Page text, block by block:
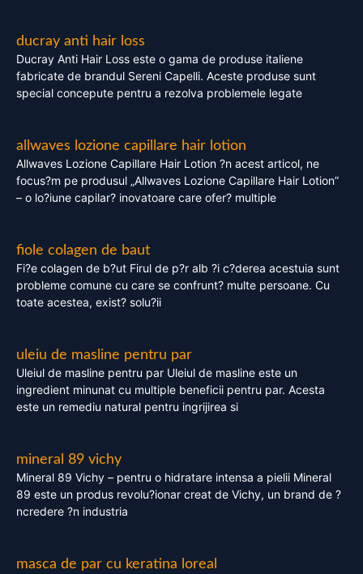
ducray anti hair loss
Ducray Anti Hair Loss este o gama de produse italiene
fabricate de brandul Sereni Capelli. Aceste produse sunt
special concepute pentru a rezolva problemele legate
allwaves lozione capillare hair lotion
Allwaves Lozione Capillare Hair Lotion ?n acest articol, ne
focus?m pe produsul „Allwaves Lozione Capillare Hair Lotion”
– o lo?iune capilar? inovatoare care ofer? multiple
fiole colagen de baut
Fi?e colagen de b?ut Firul de p?r alb ?i c?derea acestuia sunt
probleme comune cu care se confrunt? multe persoane. Cu
toate acestea, exist? solu?ii
uleiu de masline pentru par
Uleiul de masline pentru par Uleiul de masline este un
ingredient minunat cu multiple beneficii pentru par. Acesta
este un remediu natural pentru ingrijirea si
mineral 89 vichy
Mineral 89 Vichy – pentru o hidratare intensa a pielii Mineral
89 este un produs revolu?ionar creat de Vichy, un brand de ?
ncredere ?n industria
masca de par cu keratina loreal